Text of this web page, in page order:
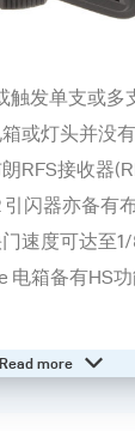
触发单支或多
或灯头并没
RFS接收器
引闪器亦备有
速度可达至
电箱备有HS功
Read more